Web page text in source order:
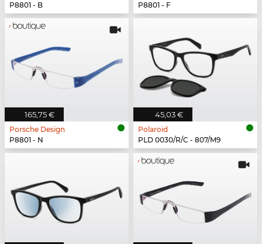
P8801 - B
P8801 - F
165,75 €
Porsche Design
P8801 - N
45,03 €
Polaroid
PLD 0030/R/C - 807/M9